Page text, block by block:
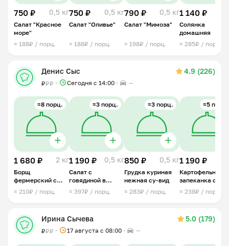
750 ₽ 0,5 кг
Салат "Красное
море"
≈ 188₽ / порц.
750 ₽ 0,5 кг
Салат "Оливье"
≈ 188₽ / порц.
790 ₽ 0,5 кг
Салат "Мимоза"
≈ 198₽ / порц.
1 140 ₽
Солянка
домашняя
≈ 285₽ / порц.
Денис Сыс 4.9 (226)
₽₽₽ Сегодня с 14:00 —
≈8 порц.
1 680 ₽ 2 кг
Борщ
фермерский с
говядиной
≈ 210₽ / порц.
≈3 порц.
1 190 ₽ 0,5 кг
Салат с
говядиной в
медово-
горчичной
≈ 397₽ / порц.
≈3 порц.
850 ₽ 0,5 кг
Грудка куриная
нежная су-вид
≈ 283₽ / порц.
≈5 порц.
1 190 ₽
Картофельная
запеканка с
мясным
≈ 238₽ / порц.
Ирина Сычева 5.0 (179)
₽₽₽ 17 августа с 08:00 —